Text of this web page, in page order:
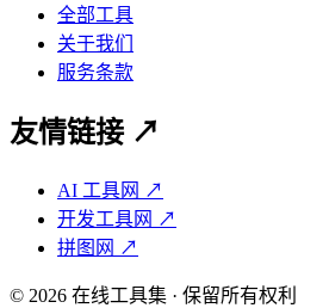
全部工具
关于我们
服务条款
友情链接 ↗
AI 工具网 ↗
开发工具网 ↗
拼图网 ↗
© 2026 在线工具集 · 保留所有权利